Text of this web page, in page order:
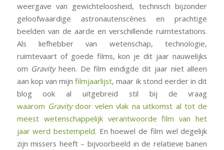
weergave van gewichteloosheid, technisch bijzonder
geloofwaardige astronautenscènes en prachtige
beelden van de aarde en verschillende ruimtestations.
Als liefhebber van wetenschap, technologie,
ruimtevaart of goede films, kon je dit jaar nauwelijks
om Gravity heen. De film eindigde dit jaar niet alleen
aan kop van mijnfilmjaarlijst, maar ik stond eerder in dit
blog ook al uitgebreid stil bij de vraag
waarom Gravitydoor velen vlak na uitkomst al tot de
meest wetenschappelijk verantwoorde film van het
jaar werd bestempeld. En hoewel de film wel degelijk
zijn missers heeft – bijvoorbeeld in de relatieve banen